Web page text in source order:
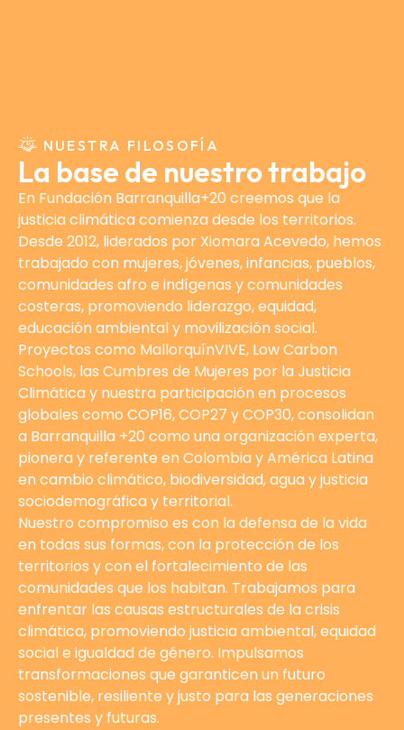
NUESTRA FILOSOFÍA
La base de nuestro trabajo
En Fundación Barranquilla+20 creemos que la
justicia climática comienza desde los territorios.
Desde 2012, liderados por Xiomara Acevedo, hemos
trabajado con mujeres, jóvenes, infancias, pueblos,
comunidades afro e indígenas y comunidades
costeras, promoviendo liderazgo, equidad,
educación ambiental y movilización social.
Proyectos como MallorquínVIVE, Low Carbon
Schools, las Cumbres de Mujeres por la Justicia
Climática y nuestra participación en procesos
globales como COP16, COP27 y COP30, consolidan
a Barranquilla +20 como una organización experta,
pionera y referente en Colombia y América Latina
en cambio climático, biodiversidad, agua y justicia
sociodemográfica y territorial.
Nuestro compromiso es con la defensa de la vida
en todas sus formas, con la protección de los
territorios y con el fortalecimiento de las
comunidades que los habitan. Trabajamos para
enfrentar las causas estructurales de la crisis
climática, promoviendo justicia ambiental, equidad
social e igualdad de género. Impulsamos
transformaciones que garanticen un futuro
sostenible, resiliente y justo para las generaciones
presentes y futuras.